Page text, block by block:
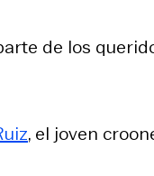
de los
, el joven